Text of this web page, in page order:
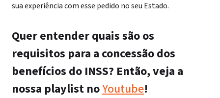
sua experiência com esse pedido no seu Estado.
Quer entender quais são os
requisitos para a concessão dos
benefícios do INSS? Então, veja a
nossa playlist noYoutube!